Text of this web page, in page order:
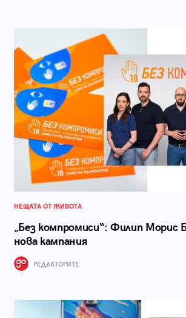
НЕЩАТА ОТ ЖИВОТА
„Без компромиси“: Филип Морис
нова кампания
РЕДАКТОРИТЕ